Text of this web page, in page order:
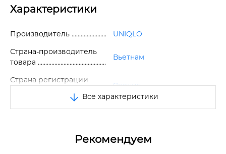
Эластичная ткань с гладкой поверхностью.
Удобный бесшовный дизайн на воротнике и рукавах.
Тонкая ткань остается скрытой под внешними слоями.
Характеристики
Производитель
UNIQLO
Страна-производитель
товара
Вьетнам
Страна регистрации
Япония
Размер
XL
65% нейлон, 25% купро,
Все характеристики
Рекомендуем